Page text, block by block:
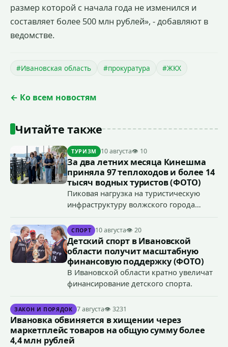
размер которой с начала года не изменился и
составляет более 500 млн рублей», - добавляют в
ведомстве.
#Ивановская область #прокуратура #ЖКХ
← Ко всем новостям
Читайте также
ТУРИЗМ 10 августа👁 10
За два летних месяца Кинешма
приняла 97 теплоходов и более 14
тысяч водных туристов (ФОТО)
Пиковая нагрузка на туристическую
инфраструктуру волжского города
СПОРТ 10 августа👁 20
Детский спорт в Ивановской
области получит масштабную
финансовую поддержку (ФОТО)
В Ивановской области кратно увеличат
финансирование детского спорта.
ЗАКОН И ПОРЯДОК 7 августа👁 3231
Ивановка обвиняется в хищении через
маркетплейс товаров на общую сумму более
4,4 млн рублей